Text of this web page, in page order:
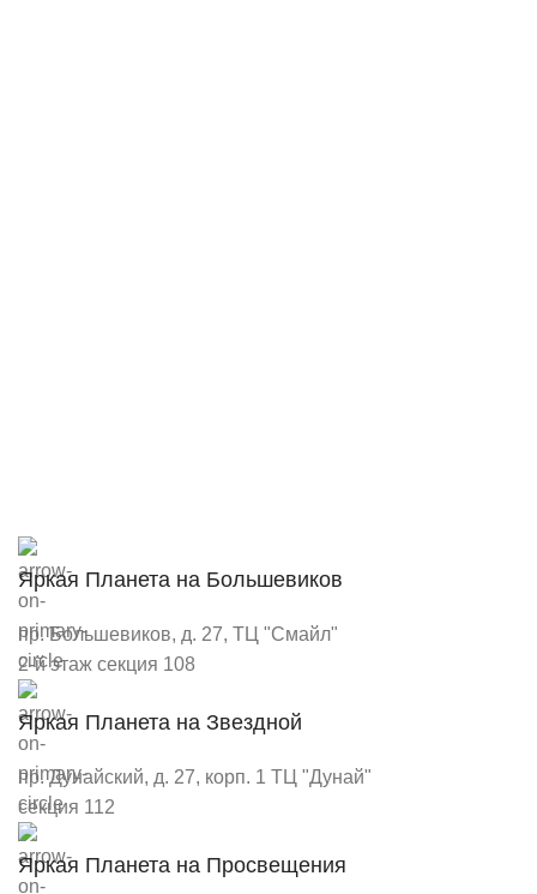
Яркая Планета на Большевиков
пр. Большевиков, д. 27, ТЦ "Смайл"
2-й этаж секция 108
Яркая Планета на Звездной
пр. Дунайский, д. 27, корп. 1 ТЦ "Дунай"
секция 112
Яркая Планета на Просвещения